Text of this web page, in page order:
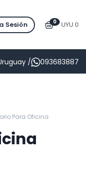
Sesión 0 UYU 0
/ 093683887
Para Oficina